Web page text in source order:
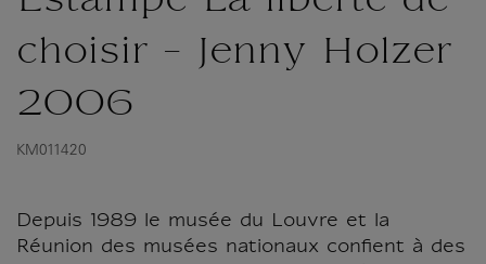
choisir - Jenny Holzer
2006
KM011420
Depuis 1989 le musée du Louvre et la
Réunion des musées nationaux confient à des